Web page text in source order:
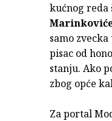
kućnog reda
samo
pisac od
stanju. Ako
zbog opće
Za portal